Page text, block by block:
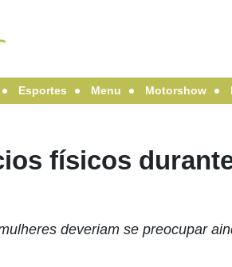
Esportes Menu Motorshow
físicos
deveriam se preocupar